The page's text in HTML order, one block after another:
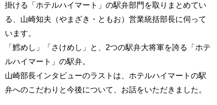
掛ける「ホテルハイマート」の駅弁部門を取りまとめてい
る、山崎知夫（やまざき・ともお）営業統括部長に伺って
います。
「鱈めし」「さけめし」と、2つの駅弁大将軍を誇る「ホテ
ルハイマート」の駅弁。
山崎部長インタビューのラストは、ホテルハイマートの駅
弁へのこだわりと今後について、お話をいただきました。